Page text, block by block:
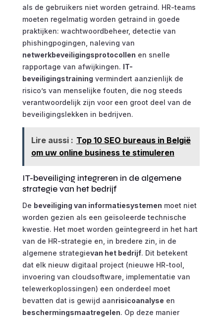
als de gebruikers niet worden getraind. HR-teams
moeten regelmatig worden getraind in goede
praktijken: wachtwoordbeheer, detectie van
phishingpogingen, naleving van
netwerkbeveiligingsprotocollen en snelle
rapportage van afwijkingen. IT-
beveiligingstraining vermindert aanzienlijk de
risico’s van menselijke fouten, die nog steeds
verantwoordelijk zijn voor een groot deel van de
beveiligingslekken in bedrijven.
Lire aussi : Top 10 SEO bureaus in België
om uw online business te stimuleren
IT-beveiliging integreren in de algemene
strategie van het bedrijf
De beveiliging van informatiesystemen moet niet
worden gezien als een geïsoleerde technische
kwestie. Het moet worden geïntegreerd in het hart
van de HR-strategie en, in bredere zin, in de
algemene strategievan het bedrijf. Dit betekent
dat elk nieuw digitaal project (nieuwe HR-tool,
invoering van cloudsoftware, implementatie van
telewerkoplossingen) een onderdeel moet
bevatten dat is gewijd aanrisicoanalyse en
beschermingsmaatregelen. Op deze manier